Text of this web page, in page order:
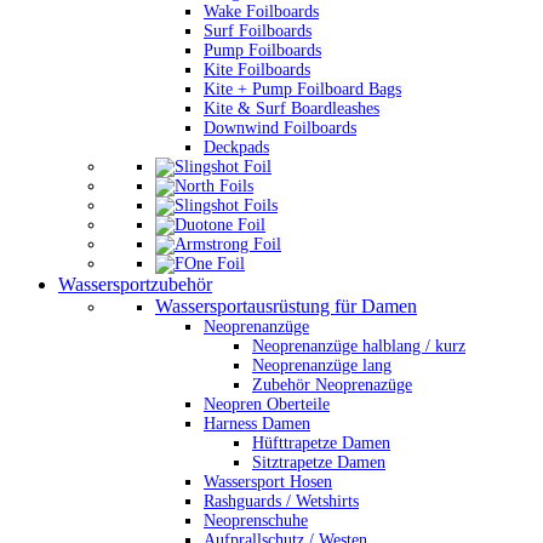
Wake Foilboards
Surf Foilboards
Pump Foilboards
Kite Foilboards
Kite + Pump Foilboard Bags
Kite & Surf Boardleashes
Downwind Foilboards
Deckpads
Wassersportzubehör
Wassersportausrüstung für Damen
Neoprenanzüge
Neoprenanzüge halblang / kurz
Neoprenanzüge lang
Zubehör Neoprenazüge
Neopren Oberteile
Harness Damen
Hüfttrapetze Damen
Sitztrapetze Damen
Wassersport Hosen
Rashguards / Wetshirts
Neoprenschuhe